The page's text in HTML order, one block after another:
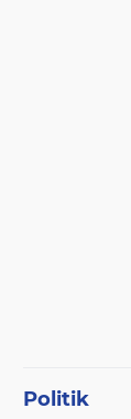
Politik